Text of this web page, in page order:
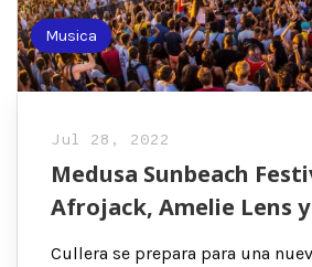
Musica
Jul 28, 2022
Medusa Sunbeach
Afrojack, Amelie Lens
Cullera se prepara para una